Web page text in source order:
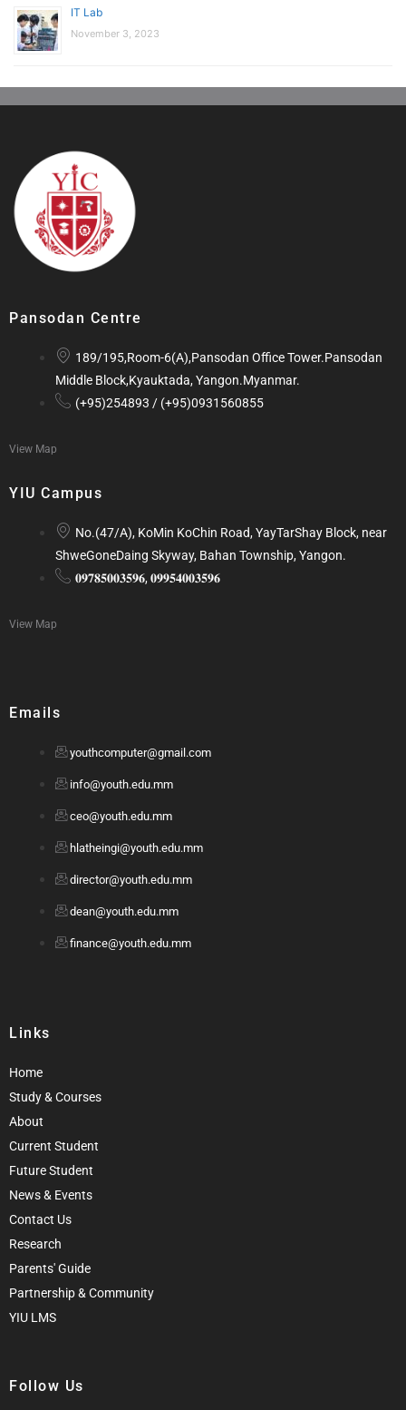
IT Lab
November 3, 2023
Pansodan Centre
189/195,Room-6(A),Pansodan Office Tower.Pansodan
Middle Block,Kyauktada, Yangon.Myanmar.
(+95)254893 / (+95)0931560855
View Map
YIU Campus
No.(47/A), KoMin KoChin Road, YayTarShay Block, near
ShweGoneDaing Skyway, Bahan Township, Yangon.
𝟎𝟗𝟕𝟖𝟓𝟎𝟎𝟑𝟓𝟗𝟔, 𝟎𝟗𝟗𝟓𝟒𝟎𝟎𝟑𝟓𝟗𝟔
View Map
Emails
youthcomputer@gmail.com
info@youth.edu.mm
ceo@youth.edu.mm
hlatheingi@youth.edu.mm
director@youth.edu.mm
dean@youth.edu.mm
finance@youth.edu.mm
Links
Home
Study & Courses
About
Current Student
Future Student
News & Events
Contact Us
Research
Parents' Guide
Partnership & Community
YIU LMS
Follow Us